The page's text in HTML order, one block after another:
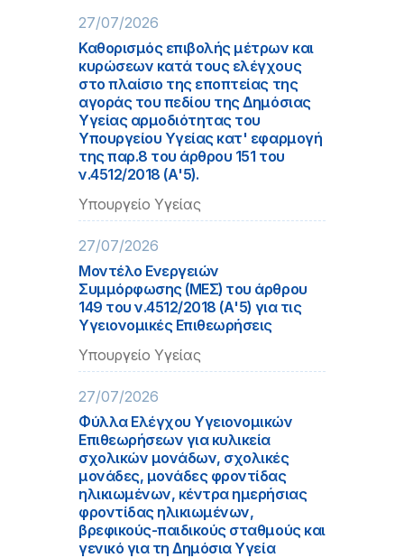
27/07/2026
Καθορισμός επιβολής μέτρων και
κυρώσεων κατά τους ελέγχους
στο πλαίσιο της εποπτείας της
αγοράς του πεδίου της Δημόσιας
Υγείας αρμοδιότητας του
Υπουργείου Υγείας κατ' εφαρμογή
της παρ.8 του άρθρου 151 του
ν.4512/2018 (Α'5).
Υπουργείο Υγείας
27/07/2026
Μοντέλο Ενεργειών
Συμμόρφωσης (ΜΕΣ) του άρθρου
149 του ν.4512/2018 (Α'5) για τις
Υγειονομικές Επιθεωρήσεις
Υπουργείο Υγείας
27/07/2026
Φύλλα Ελέγχου Υγειονομικών
Επιθεωρήσεων για κυλικεία
σχολικών μονάδων, σχολικές
μονάδες, μονάδες φροντίδας
ηλικιωμένων, κέντρα ημερήσιας
φροντίδας ηλικιωμένων,
βρεφικούς-παιδικούς σταθμούς και
γενικό για τη Δημόσια Υγεία